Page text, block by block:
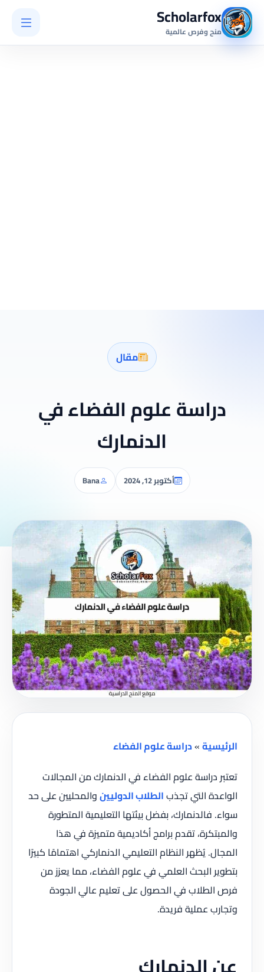
Scholarfox
منح وفرص عالمية
مقال
دراسة علوم الفضاء في
الدنمارك
أكتوبر 12, 2024 Bana
الرئيسية»دراسة علوم الفضاء
تعتبر دراسة علوم الفضاء في الدنمارك من المجالات
الواعدة التي تجذبالطلاب الدوليينوالمحليين على حد
سواء. فالدنمارك، بفضل بيئتها التعليمية المتطورة
والمبتكرة، تقدم برامج أكاديمية متميزة في هذا
المجال. يُظهر النظام التعليمي الدنماركي اهتمامًا كبيرًا
بتطوير البحث العلمي في علوم الفضاء، مما يعزز من
فرص الطلاب في الحصول على تعليم عالي الجودة
وتجارب عملية فريدة.